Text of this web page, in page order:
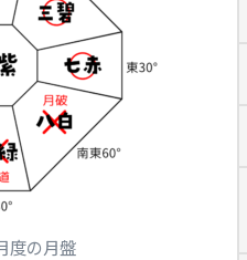
度の月盤